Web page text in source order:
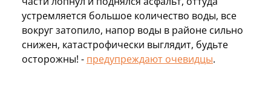
устремляется большое количество воды, все
вокруг затопило, напор воды в районе сильно
снижен, катастрофически выглядит, будьте
осторожны! - предупреждают очевидцы.